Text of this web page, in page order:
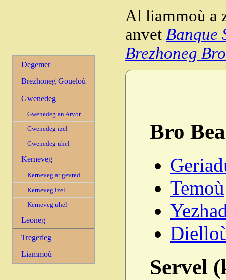
Degemer
Brezhoneg Goueloù
Gwenedeg
Gwenedeg an Arvor
Gwenedeg izel
Gwenedeg uhel
Kerneveg
Kerneveg ar gevred
Kerneveg izel
Kerneveg uhel
Leoneg
Tregerieg
Liammoù
Al liammoù a
anvet Banque
Brezhoneg
Bro
Temoù
Servel